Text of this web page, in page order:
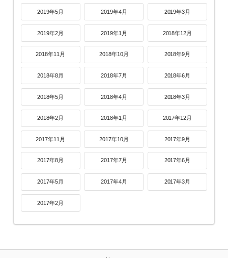
2019年5月 2019年4月 2019年3月
2019年2月 2019年1月 2018年12月
2018年11月 2018年10月 2018年9月
2018年8月 2018年7月 2018年6月
2018年5月 2018年4月 2018年3月
2018年2月 2018年1月 2017年12月
2017年11月 2017年10月 2017年9月
2017年8月 2017年7月 2017年6月
2017年5月 2017年4月 2017年3月
2017年2月